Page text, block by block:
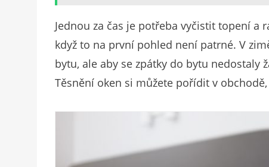
Jednou za čas je potřeba vyčistit topení a
když to na první pohled není patrné. V
bytu, ale aby se zpátky do bytu nedostaly
Těsnění oken si můžete pořídit v